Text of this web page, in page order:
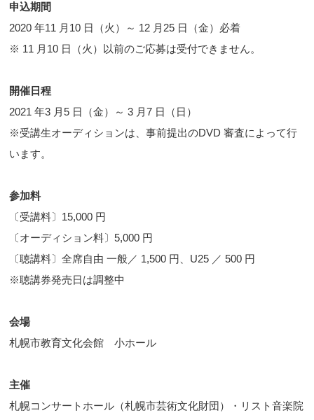
申込期間
2020 年11 月10 日（火）～ 12 月25 日（金）必着
※ 11 月10 日（火）以前のご応募は受付できません。
開催日程
2021 年3 月5 日（金）～ 3 月7 日（日）
※受講生オーディションは、事前提出のDVD 審査によって行
います。
参加料
〔受講料〕15,000 円
〔オーディション料〕5,000 円
〔聴講料〕全席自由 一般／ 1,500 円、U25 ／ 500 円
※聴講券発売日は調整中
会場
札幌市教育文化会館 小ホール
主催
札幌コンサートホール（札幌市芸術文化財団）・リスト音楽院